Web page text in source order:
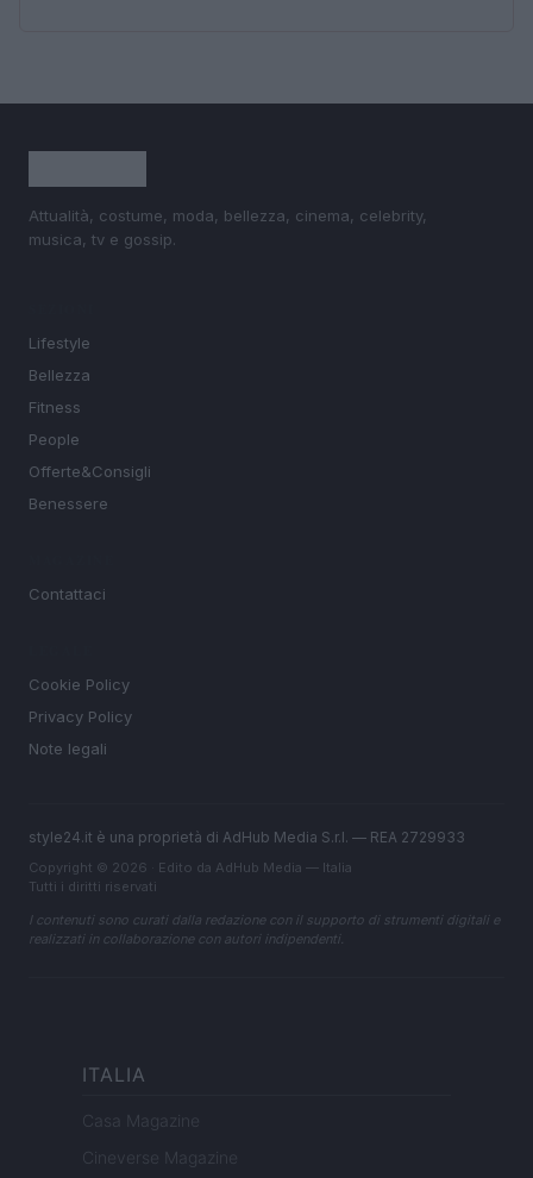
Attualità, costume, moda, bellezza, cinema, celebrity,
musica, tv e gossip.
Lifestyle
Bellezza
Fitness
People
Offerte&Consigli
Benessere
Contattaci
Cookie Policy
Privacy Policy
Note legali
style24.it è una proprietà di AdHub Media S.r.l. — REA 2729933
Copyright © 2026 · Edito da AdHub Media — Italia
Tutti i diritti riservati
I contenuti sono curati dalla redazione con il supporto di strumenti digitali e
realizzati in collaborazione con autori indipendenti.
ITALIA
Casa Magazine
Cineverse Magazine